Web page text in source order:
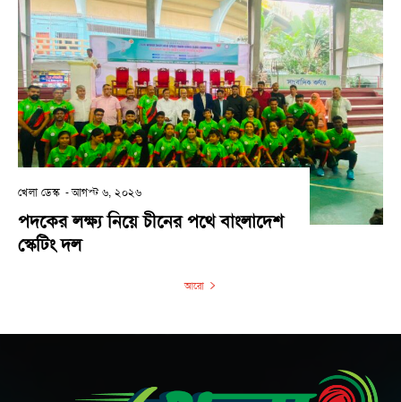
খেলা ডেস্ক -আগস্ট ৬, ২০২৬
পদকের লক্ষ্য নিয়ে চীনের পথে বাংলাদেশ
স্কেটিং দল
আরো